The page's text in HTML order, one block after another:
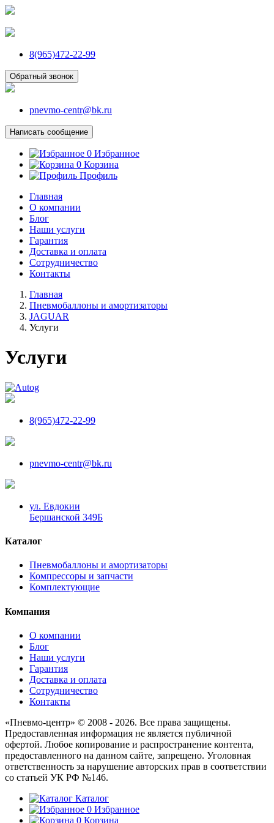
8(965)472-22-99
Обратный звонок
pnevmo-centr@bk.ru
Написать сообщение
0 Избранное
0 Корзина
Профиль
Главная
О компании
Блог
Наши услуги
Гарантия
Доставка и оплата
Сотрудничество
Контакты
Главная
Пневмобаллоны и амортизаторы
JAGUAR
Услуги
Услуги
8(965)472-22-99
pnevmo-centr@bk.ru
ул. Евдокии
Бершанской 349Б
Каталог
Пневмобаллоны и амортизаторы
Компрессоры и запчасти
Комплектующие
Компания
О компании
Блог
Наши услуги
Гарантия
Доставка и оплата
Сотрудничество
Контакты
«Пневмо-центр» © 2008 - 2026. Все права защищены.
Предоставленная информация не является публичной
офертой. Любое копирование и распространение контента,
предоставленного на данном сайте, запрещено. Уголовная
ответственность за нарушение авторских прав в соответствии
со статьей УК РФ №146.
Каталог
0 Избранное
0 Корзина